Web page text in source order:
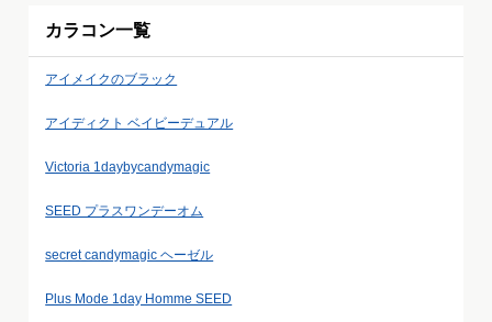
カラコン一覧
アイメイクのブラック
アイディクト ベイビーデュアル
Victoria 1daybycandymagic
SEED プラスワンデーオム
secret candymagic ヘーゼル
Plus Mode 1day Homme SEED